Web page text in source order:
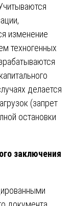
изменение
техногенных
делается
(запрет
остановки
заключения